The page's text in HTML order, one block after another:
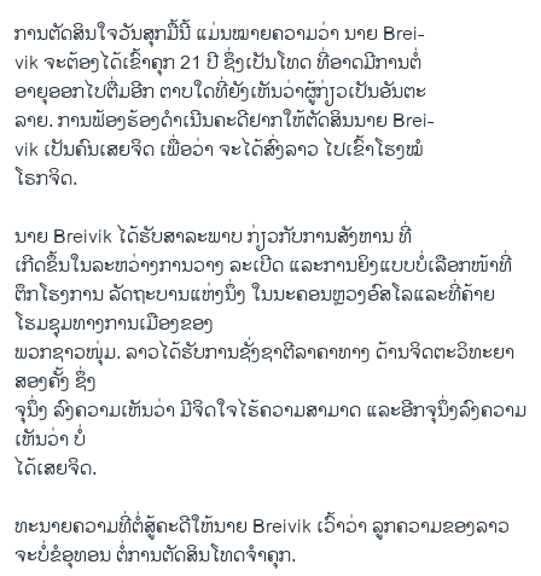
ພາສາຕ່າງໆ
ການຕັດສິນໃຈວັນສຸກມື້ນີ້ ແມ່ນໝາຍຄວາມວ່າ ນາຍ Brei-
vik ຈະຕ້ອງໄດ້ເຂົ້າຄຸກ 21 ປີ ຊຶ່ງເປັນໂທດ ທີ່ອາດມີການຕໍ່
ອາຍຸອອກໄປຕື່ມອີກ ຕາບໃດທີ່ຍັງເຫັນວ່າຜູ້ກ່ຽວເປັນອັນຕະ
ລາຍ. ການຟ້ອງຮ້ອງດຳເນີນຄະດີຢາກໃຫ້ຕັດສິນນາຍ Brei-
vik ເປັນຄົນເສຍຈິດ ເພື່ອວ່າ ຈະໄດ້ສົ່ງລາວ ໄປເຂົ້າໂຮງໝໍ
ໂຣກຈິດ.
ນາຍ Breivik ໄດ້ຮັບສາລະພາບ ກ່ຽວກັບການສັງຫານ ທີ່
ເກີດຂຶ້ນໃນລະຫວ່າງການວາງ ລະເບີດ ແລະການຍິງແບບບໍ່ເລືອກໜ້າທີ່
ຕຶກໂຮງການ ລັດຖະບານແຫ່ງນຶ່ງ ໃນນະຄອນຫຼວງອົສໂລແລະທີ່ຄ້າຍ
ໂຮມຊຸມທາງການເມືອງຂອງ
ພວກຊາວໜຸ່ມ. ລາວໄດ້ຮັບການຊັ່ງຊາຕີລາຄາທາງ ດ້ານຈິດຕະວິທະຍາ
ສອງຄັ້ງ ຊຶ່ງ
ຈຸນຶ່ງ ລົງຄວາມເຫັນວ່າ ມີຈິດໃຈໄຮ້ຄວາມສາມາດ ແລະອີກຈຸນຶ່ງລົງຄວາມ
ເຫັນວ່າ ບໍ່
ໄດ້ເສຍຈິດ.
ທະນາຍຄວາມທີ່ຕໍ່ສູ້ຄະດີໃຫ້ນາຍ Breivik ເວົ້າວ່າ ລູກຄວາມຂອງລາວ
ຈະບໍ່ຂໍອຸທອນ ຕໍ່ການຕັດສິນໂທດຈຳຄຸກ.